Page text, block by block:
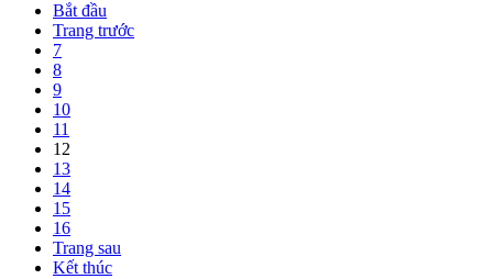
Bắt đầu
Trang trước
7
8
9
10
11
12
13
14
15
16
Trang sau
Kết thúc